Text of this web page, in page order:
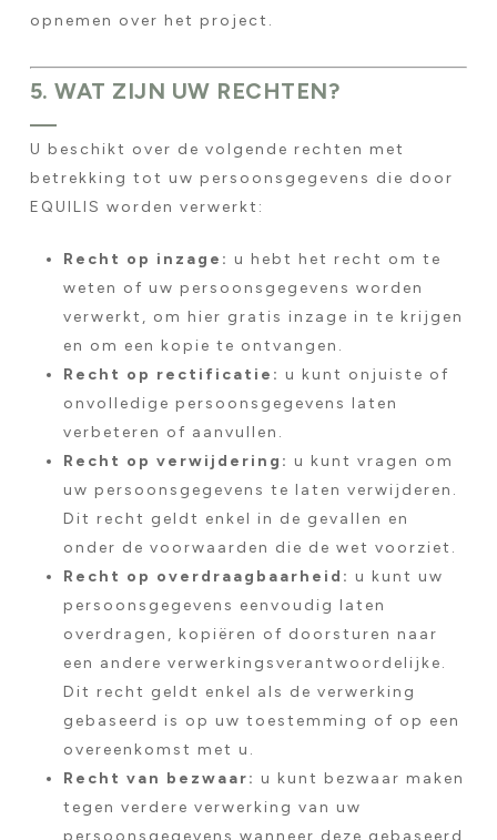
opnemen over het project.
5. WAT ZIJN UW RECHTEN?
U beschikt over de volgende rechten met
betrekking tot uw persoonsgegevens die door
EQUILIS worden verwerkt:
Recht op inzage: u hebt het recht om te
weten of uw persoonsgegevens worden
verwerkt, om hier gratis inzage in te krijgen
en om een kopie te ontvangen.
Recht op rectificatie: u kunt onjuiste of
onvolledige persoonsgegevens laten
verbeteren of aanvullen.
Recht op verwijdering: u kunt vragen om
uw persoonsgegevens te laten verwijderen.
Dit recht geldt enkel in de gevallen en
onder de voorwaarden die de wet voorziet.
Recht op overdraagbaarheid: u kunt uw
persoonsgegevens eenvoudig laten
overdragen, kopiëren of doorsturen naar
een andere verwerkingsverantwoordelijke.
Dit recht geldt enkel als de verwerking
gebaseerd is op uw toestemming of op een
overeenkomst met u.
Recht van bezwaar: u kunt bezwaar maken
tegen verdere verwerking van uw
persoonsgegevens wanneer deze gebaseerd